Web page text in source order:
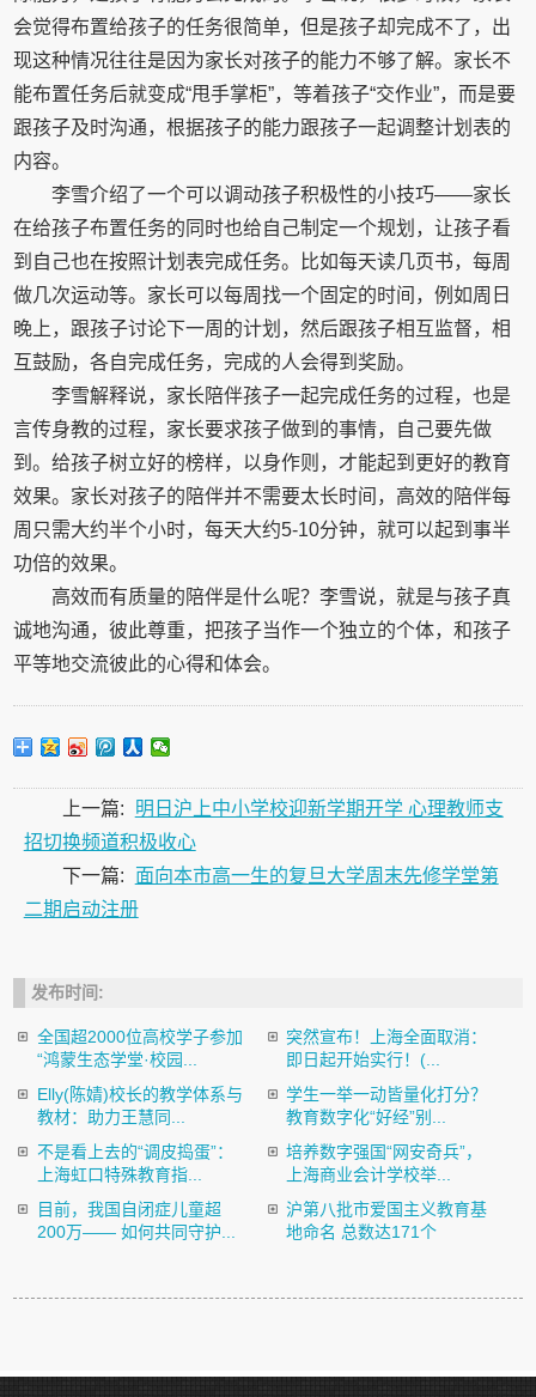
会觉得布置给孩子的任务很简单，但是孩子却完成不了，出
现这种情况往往是因为家长对孩子的能力不够了解。家长不
能布置任务后就变成“甩手掌柜”，等着孩子“交作业”，而是要
跟孩子及时沟通，根据孩子的能力跟孩子一起调整计划表的
内容。
李雪介绍了一个可以调动孩子积极性的小技巧——家长
在给孩子布置任务的同时也给自己制定一个规划，让孩子看
到自己也在按照计划表完成任务。比如每天读几页书，每周
做几次运动等。家长可以每周找一个固定的时间，例如周日
晚上，跟孩子讨论下一周的计划，然后跟孩子相互监督，相
互鼓励，各自完成任务，完成的人会得到奖励。
李雪解释说，家长陪伴孩子一起完成任务的过程，也是
言传身教的过程，家长要求孩子做到的事情，自己要先做
到。给孩子树立好的榜样，以身作则，才能起到更好的教育
效果。家长对孩子的陪伴并不需要太长时间，高效的陪伴每
周只需大约半个小时，每天大约5-10分钟，就可以起到事半
功倍的效果。
高效而有质量的陪伴是什么呢？李雪说，就是与孩子真
诚地沟通，彼此尊重，把孩子当作一个独立的个体，和孩子
平等地交流彼此的心得和体会。
上一篇:
明日沪上中小学校迎新学期开学 心理教师支
招切换频道积极收心
下一篇:
面向本市高一生的复旦大学周末先修学堂第
二期启动注册
发布时间:
全国超2000位高校学子参加
“鸿蒙生态学堂·校园...
突然宣布！上海全面取消：
即日起开始实行！(...
Elly(陈婧)校长的教学体系与
教材：助力王慧同...
学生一举一动皆量化打分？
教育数字化“好经”别...
不是看上去的“调皮捣蛋”：
上海虹口特殊教育指...
培养数字强国“网安奇兵”，
上海商业会计学校举...
目前，我国自闭症儿童超
200万—— 如何共同守护...
沪第八批市爱国主义教育基
地命名 总数达171个